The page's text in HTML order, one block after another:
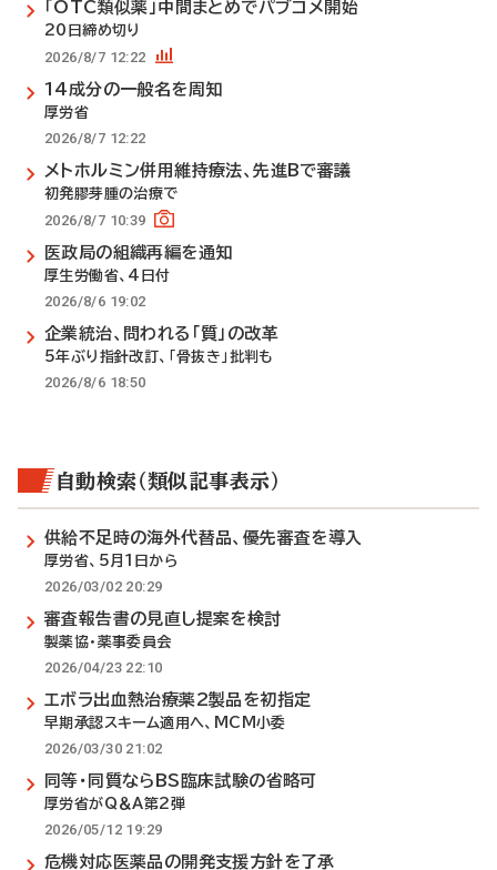
「OTC類似薬」中間まとめでパブコメ開始
20日締め切り
2026/8/7 12:22
14成分の一般名を周知
厚労省
2026/8/7 12:22
メトホルミン併用維持療法、先進Bで審議
初発膠芽腫の治療で
2026/8/7 10:39
医政局の組織再編を通知
厚生労働省、4日付
2026/8/6 19:02
企業統治、問われる「質」の改革
5年ぶり指針改訂、「骨抜き」批判も
2026/8/6 18:50
自動検索（類似記事表示）
供給不足時の海外代替品、優先審査を導入
厚労省、5月1日から
2026/03/02 20:29
審査報告書の見直し提案を検討
製薬協・薬事委員会
2026/04/23 22:10
エボラ出血熱治療薬2製品を初指定
早期承認スキーム適用へ、MCM小委
2026/03/30 21:02
同等・同質ならBS臨床試験の省略可
厚労省がQ＆A第2弾
2026/05/12 19:29
危機対応医薬品の開発支援方針を了承